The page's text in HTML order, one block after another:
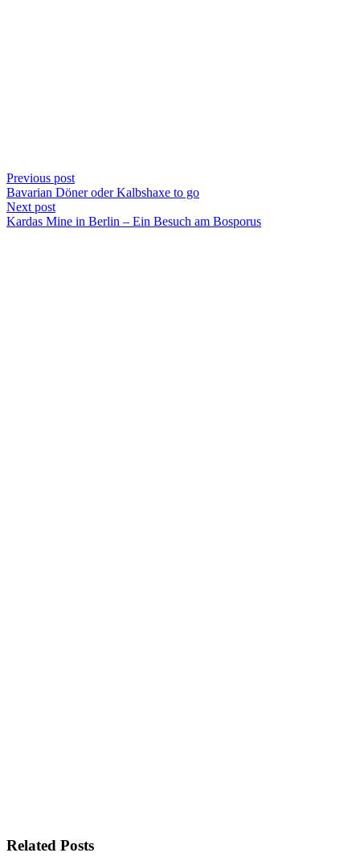
Previous post
Bavarian Döner oder Kalbshaxe to go
Next post
Kardas Mine in Berlin – Ein Besuch am Bosporus
Related Posts